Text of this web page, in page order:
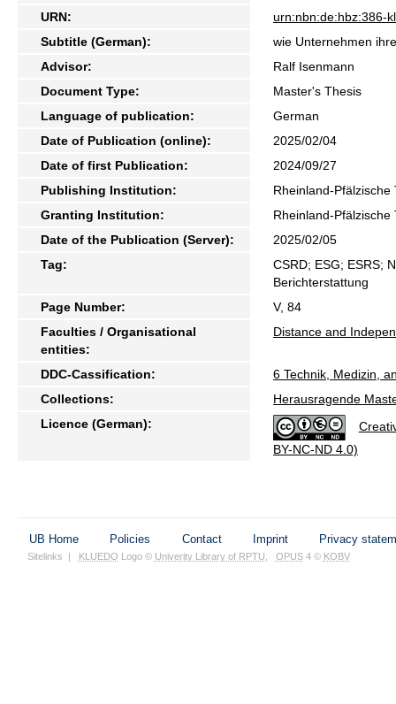
URN:
urn:nbn:de:hbz:386-
Subtitle (German):
wie Unternehmen
Advisor:
Ralf Isenmann
Document Type:
Master's Thesis
Language of publication:
German
Date of Publication (online):
2025/02/04
Date of first Publication:
2024/09/27
Publishing Institution:
Rheinland-
Granting Institution:
Rheinland-
Date of the Publication (Server):
2025/02/05
Tag:
CSRD; ESG; ESRS;
Berichterstattung
Page Number:
V, 84
Faculties / Organisational
entities:
Distance and
DDC-Cassification:
6 Technik, Medizin,
Collections:
Herausragende
Licence (German):
BY-NC-ND 4.0)
UB Home Policies Contact Imprint Privacy
Sitelinks | KLUEDO Logo © Univerity Library of RPTU OPUS4 © KOBV